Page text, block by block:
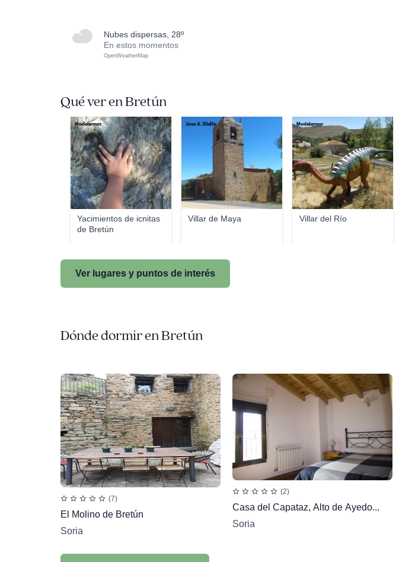
nubes dispersas, 28º
En estos momentos
OpenWeatherMap
Qué ver en Bretún
Yacimientos de icnitas
de Bretún
Modelarmor
Villar de Maya
Jose A. BlaBe
Villar del Río
Modelarmor
Ver lugares y puntos de interés
Dónde dormir en Bretún
(7)
El Molino de Bretún
Soria
(2)
Casa del Capataz, Alto de Ayedo...
Soria